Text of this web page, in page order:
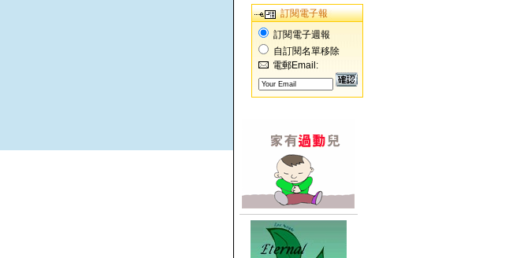
訂閱電子報
訂閱電子週報
自訂閱名單移除
電郵Email: